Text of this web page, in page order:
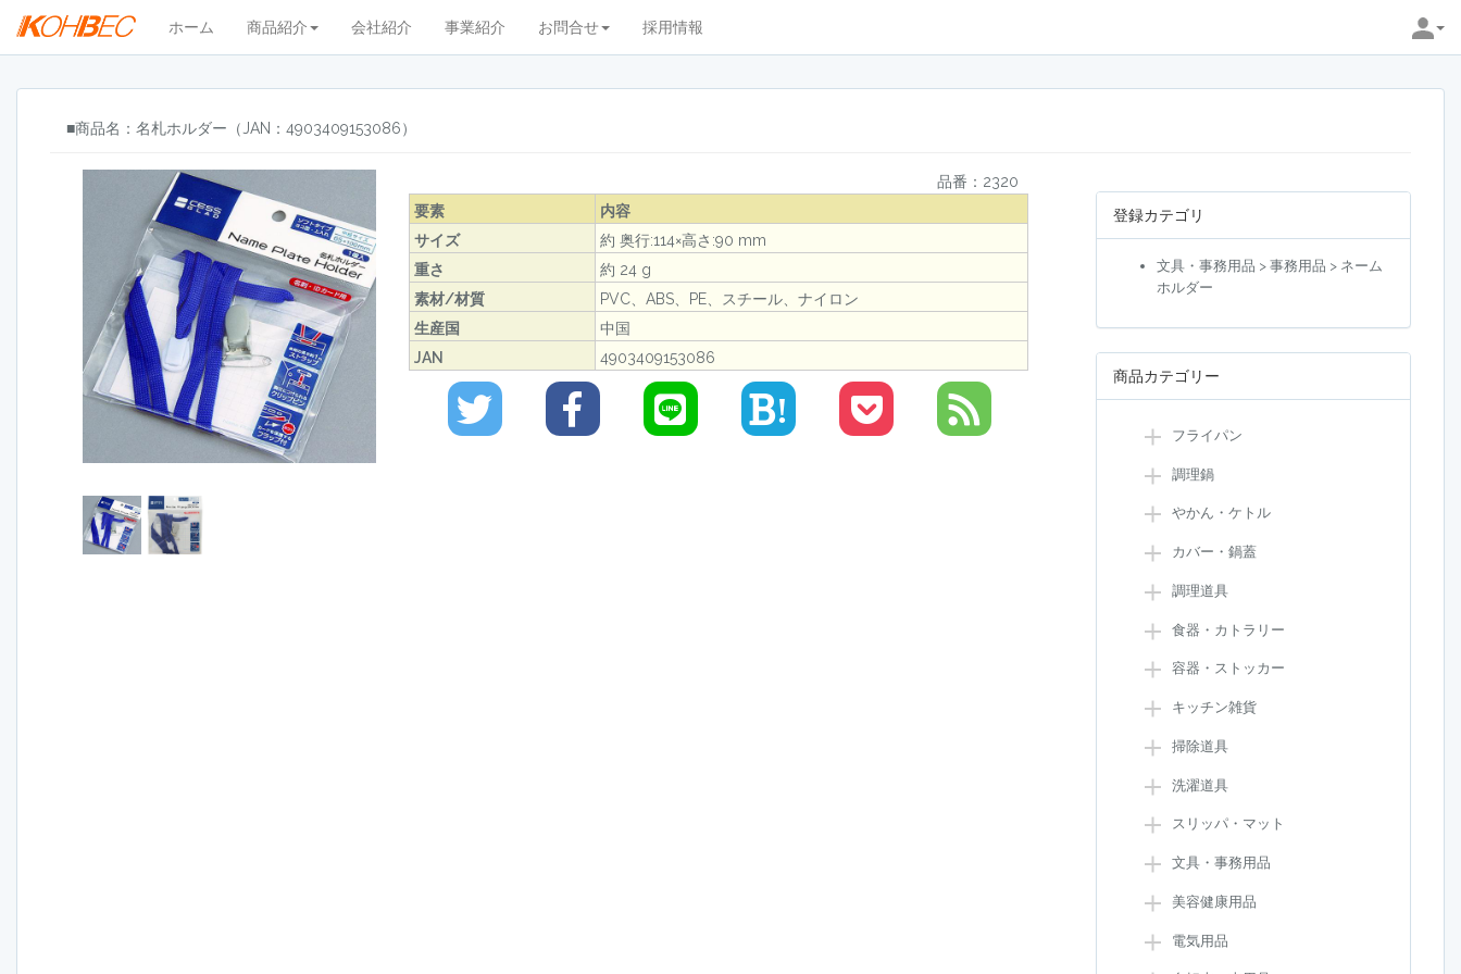
ホーム 商品紹介 会社紹介 事業紹介 お問合せ 採用情報
■商品名：名札ホルダー（JAN：4903409153086）
品番：2320
要素
内容
サイズ
約 奥行:114×高さ:90 mm
重さ
約 24 g
素材/材質
PVC、ABS、PE、スチール、ナイロン
生産国
中国
JAN
4903409153086
!
登録カテゴリ
文具・事務用品 > 事務用品 > ネーム
ホルダー
商品カテゴリー
フライパン
調理鍋
やかん・ケトル
カバー・鍋蓋
調理道具
食器・カトラリー
容器・ストッカー
キッチン雑貨
掃除道具
洗濯道具
スリッパ・マット
文具・事務用品
美容健康用品
電気用品